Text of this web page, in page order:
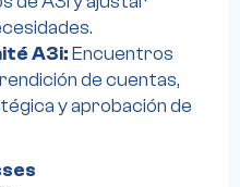
A3i:Encuentros
de cuentas,
y aprobación de